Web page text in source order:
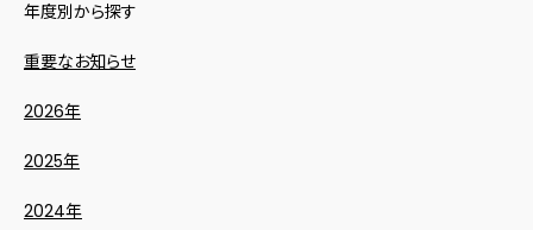
年度別から探す
重要なお知らせ
2026年
2025年
2024年